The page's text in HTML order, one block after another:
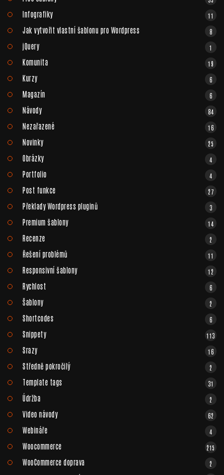
Infografiky 11
Jak vytvořit vlastní šablonu pro Wordpress 8
jQuery 1
Komunita 19
Kurzy 6
Magazín 6
Návody 84
Nezařazené 16
Novinky 25
Obrázky 4
Portfolio 4
Post funkce 27
Překlady Wordpress pluginů 3
Premium šablony 14
Recenze 2
Řešení problémů 11
Responsivní šablony 12
Rychlost 6
Šablony 2
Shortcodes 6
Snippety 113
Srazy 16
Středně pokročilý 2
Template tags 31
Údržba 2
Video návody 62
Webináře 4
Woocommerce 215
WooCommerce doprava 2